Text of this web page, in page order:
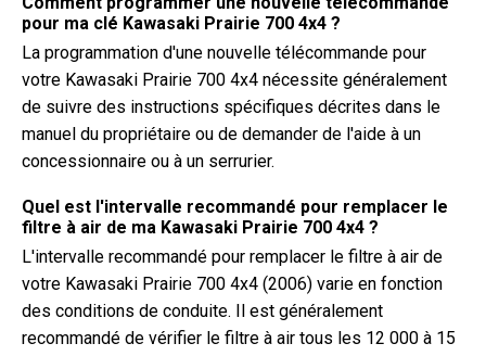
pour ma clé Kawasaki Prairie 700 4x4 ?
La programmation d'une nouvelle télécommande pour
votre Kawasaki Prairie 700 4x4 nécessite généralement
de suivre des instructions spécifiques décrites dans le
manuel du propriétaire ou de demander de l'aide à un
concessionnaire ou à un serrurier.
Quel est l'intervalle recommandé pour remplacer le
filtre à air de ma Kawasaki Prairie 700 4x4 ?
L'intervalle recommandé pour remplacer le filtre à air de
votre Kawasaki Prairie 700 4x4 (2006) varie en fonction
des conditions de conduite. Il est généralement
recommandé de vérifier le filtre à air tous les 12 000 à 15